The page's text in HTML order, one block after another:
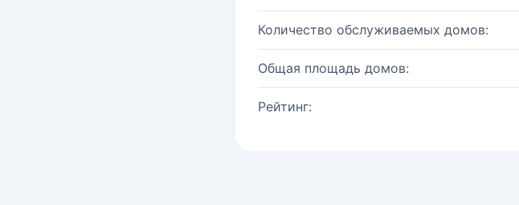
Количество обслуживаемых домов:
Общая площадь домов:
Рейтинг: